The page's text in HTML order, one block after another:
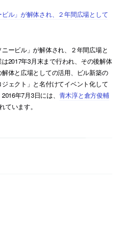
ル」が解体され、２年間広場として
ービル」が解体され、２年間広場と
2017年3月末まで行われ、その後解体
体と広場としての活用、ビル新築の
ェクト」と名付けてイベント化して
年7月3日には、 青木淳と倉方俊輔
ています。